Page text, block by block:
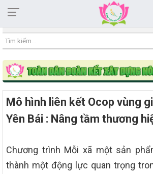
06:29:50 08/08/2026
Mô hình liên kết Ocop vùng
Yên Bái : Nâng tầm thương
Chương trình Mỗi xã một sản
thành một động lực quan trọng